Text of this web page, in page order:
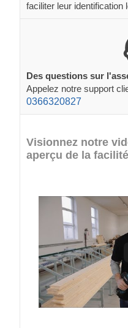
faciliter leur identification
Des questions sur
Appelez notre support
0366320827
Visionnez notre
aperçu de la